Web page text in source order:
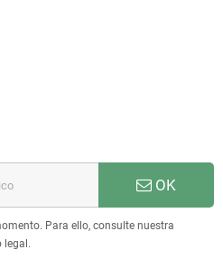
OK
Para ello, consulte nuestra
legal.